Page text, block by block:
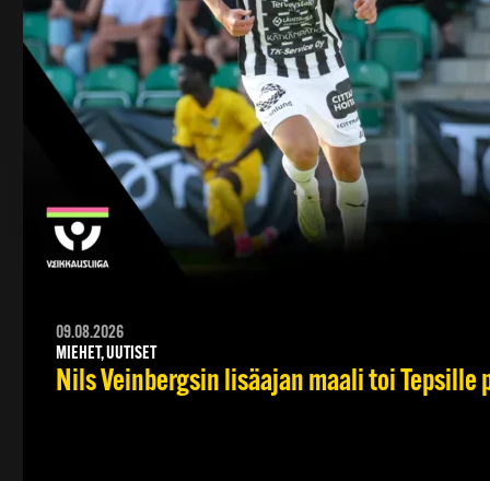
09.08.2026
MIEHET, UUTISET
Nils Veinbergsin lisäajan maali toi Tepsille